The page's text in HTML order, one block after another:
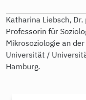
Katharina Liebsch,
Professorin für
Mikrosoziologie an
Universität /
Hamburg.